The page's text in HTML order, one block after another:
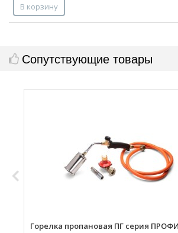
В корзину
Сопутствующие товары
Горелка пропановая ПГ серия